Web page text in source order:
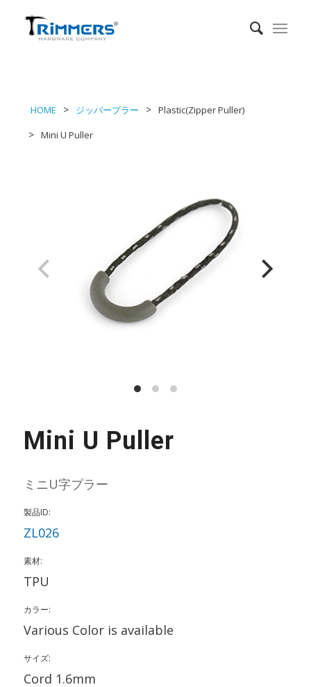
HOME ジッパープラー
Plastic(Zipper Puller)
Mini U Puller
Mini U Puller
ミニU字プラー
製品ID:
ZL026
素材:
TPU
カラー:
Various Color is available
サイズ:
Cord 1.6mm